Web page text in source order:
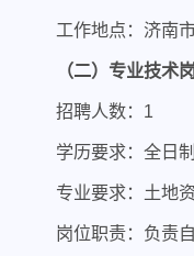
工作地点：济南
（二）专业技术
招聘人数：1
学历要求：全日
专业要求：土地
岗位职责：负责